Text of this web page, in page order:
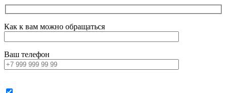
Как к вам можно обращаться
Ваш телефон